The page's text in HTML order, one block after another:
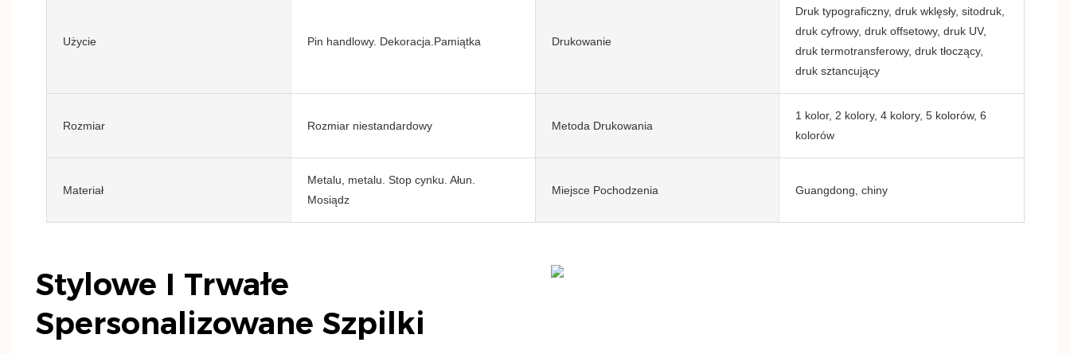
Użycie Pin handlowy. Dekoracja.Pamiątka Drukowanie
Druk typograficzny, druk wklęsły, sitodruk,
druk cyfrowy, druk offsetowy, druk UV,
druk termotransferowy, druk tłoczący,
druk sztancujący
Rozmiar Rozmiar niestandardowy Metoda Drukowania
1 kolor, 2 kolory, 4 kolory, 5 kolorów, 6
kolorów
Materiał
Metalu, metalu. Stop cynku. Ałun.
Mosiądz
Miejsce Pochodzenia Guangdong, chiny
Stylowe I Trwałe
Spersonalizowane Szpilki